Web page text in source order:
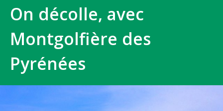
On décolle, avec
Montgolfière des
Pyrénées